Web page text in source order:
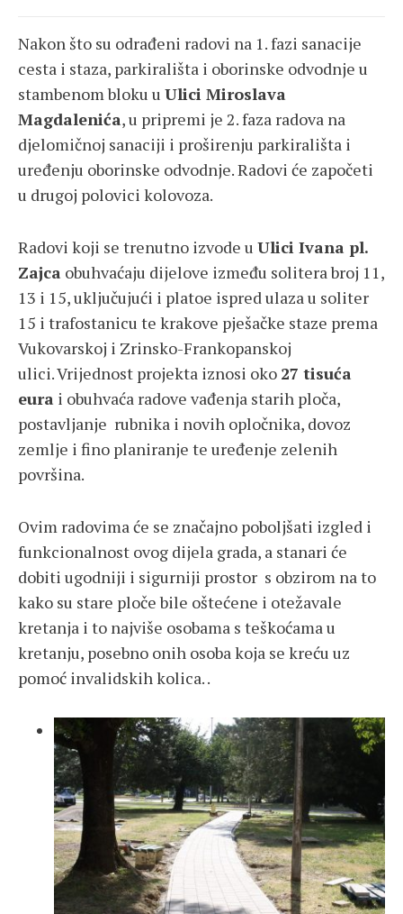
Nakon što su odrađeni radovi na 1. fazi sanacije
cesta i staza, parkirališta i oborinske odvodnje u
stambenom bloku u Ulici Miroslava
Magdalenića, u pripremi je 2. faza radova na
djelomičnoj sanaciji i proširenju parkirališta i
uređenju oborinske odvodnje. Radovi će započeti
u drugoj polovici kolovoza.
Radovi koji se trenutno izvode u Ulici Ivana pl.
Zajca obuhvaćaju dijelove između solitera broj 11,
13 i 15, uključujući i platoe ispred ulaza u soliter
15 i trafostanicu te krakove pješačke staze prema
Vukovarskoj i Zrinsko-Frankopanskoj
ulici. Vrijednost projekta iznosi oko 27 tisuća
eura i obuhvaća radove vađenja starih ploča,
postavljanje rubnika i novih opločnika, dovoz
zemlje i fino planiranje te uređenje zelenih
površina.
Ovim radovima će se značajno poboljšati izgled i
funkcionalnost ovog dijela grada, a stanari će
dobiti ugodniji i sigurniji prostor s obzirom na to
kako su stare ploče bile oštećene i otežavale
kretanja i to najviše osobama s teškoćama u
kretanju, posebno onih osoba koja se kreću uz
pomoć invalidskih kolica. .